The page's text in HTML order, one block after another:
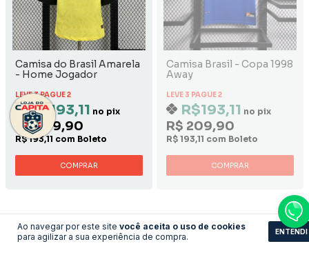
Ao navegar por este site você aceita o uso de cookies
para agilizar a sua experiência de compra.
ENTENDI
Camisa do Brasil Amarela
- Home Jogador
LEVE 3 PAGUE 2
R$193,11 no pix
R$ 209,90
R$ 193,11 com Boleto
COMPRAR
Camisa Brasil - Copa 1998
Away
LEVE 3 PAGUE 2
R$193,11 no pix
R$ 209,90
R$ 193,11 com Boleto
COMPRAR